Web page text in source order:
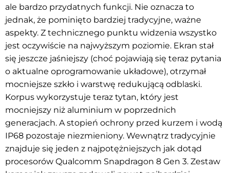
ale bardzo przydatnych funkcji. Nie oznacza to
jednak, że pominięto bardziej tradycyjne, ważne
aspekty. Z technicznego punktu widzenia wszystko
jest oczywiście na najwyższym poziomie. Ekran stał
się jeszcze jaśniejszy (choć pojawiają się teraz pytania
o aktualne oprogramowanie układowe), otrzymał
mocniejsze szkło i warstwę redukującą odblaski.
Korpus wykorzystuje teraz tytan, który jest
mocniejszy niż aluminium w poprzednich
generacjach. A stopień ochrony przed kurzem i wodą
IP68 pozostaje niezmieniony. Wewnątrz tradycyjnie
znajduje się jeden z najpotężniejszych jak dotąd
procesorów Qualcomm Snapdragon 8 Gen 3. Zestaw